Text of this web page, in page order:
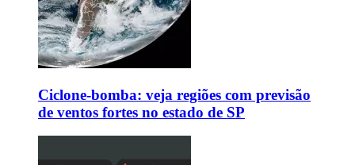
Ciclone-bomba: veja regiões com previsão
de ventos fortes no estado de SP